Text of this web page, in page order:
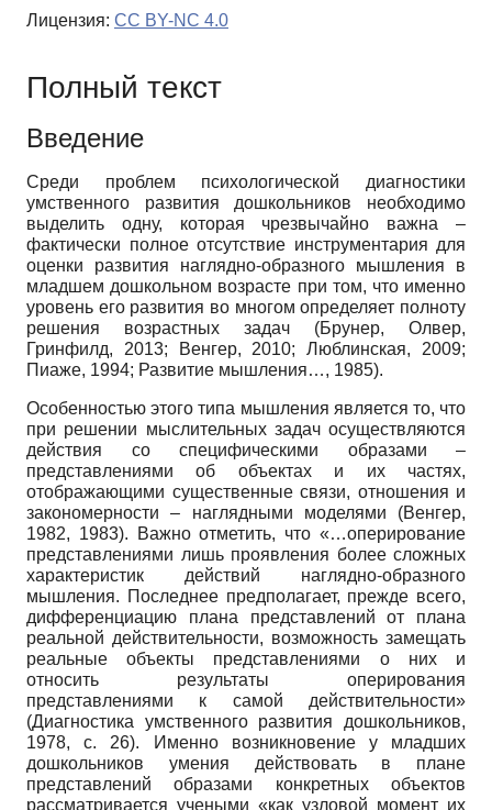
Лицензия: CC BY-NC 4.0
Полный текст
Введение
Среди проблем психологической диагностики
умственного развития дошкольников необходимо
выделить одну, которая чрезвычайно важна –
фактически полное отсутствие инструментария для
оценки развития наглядно-образного мышления в
младшем дошкольном возрасте при том, что именно
уровень его развития во многом определяет полноту
решения возрастных задач (Брунер, Олвер,
Гринфилд, 2013; Венгер, 2010; Люблинская, 2009;
Пиаже, 1994; Развитие мышления…, 1985).
Особенностью этого типа мышления является то, что
при решении мыслительных задач осуществляются
действия со специфическими образами –
представлениями об объектах и их частях,
отображающими существенные связи, отношения и
закономерности – наглядными моделями (Венгер,
1982, 1983). Важно отметить, что «…оперирование
представлениями лишь проявления более сложных
характеристик действий наглядно-образного
мышления. Последнее предполагает, прежде всего,
дифференциацию плана представлений от плана
реальной действительности, возможность замещать
реальные объекты представлениями о них и
относить результаты оперирования
представлениями к самой действительности»
(Диагностика умственного развития дошкольников,
1978, с. 26). Именно возникновение у младших
дошкольников умения действовать в плане
представлений образами конкретных объектов
рассматривается учеными «как узловой момент их